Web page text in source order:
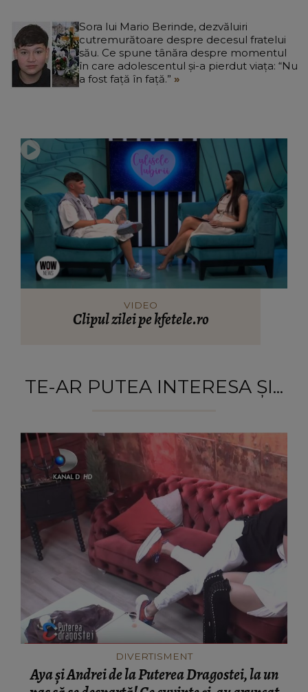
Sora lui Mario Berinde, dezvăluiri
cutremurătoare despre decesul fratelui
său. Ce spune tânăra despre momentul
în care adolescentul și-a pierdut viața: “Nu
a fost față în față.”
VIDEO
Clipul zilei pe kfetele.ro
TE-AR PUTEA INTERESA ȘI...
DIVERTISMENT
Aya și Andrei de la Puterea Dragostei, la un